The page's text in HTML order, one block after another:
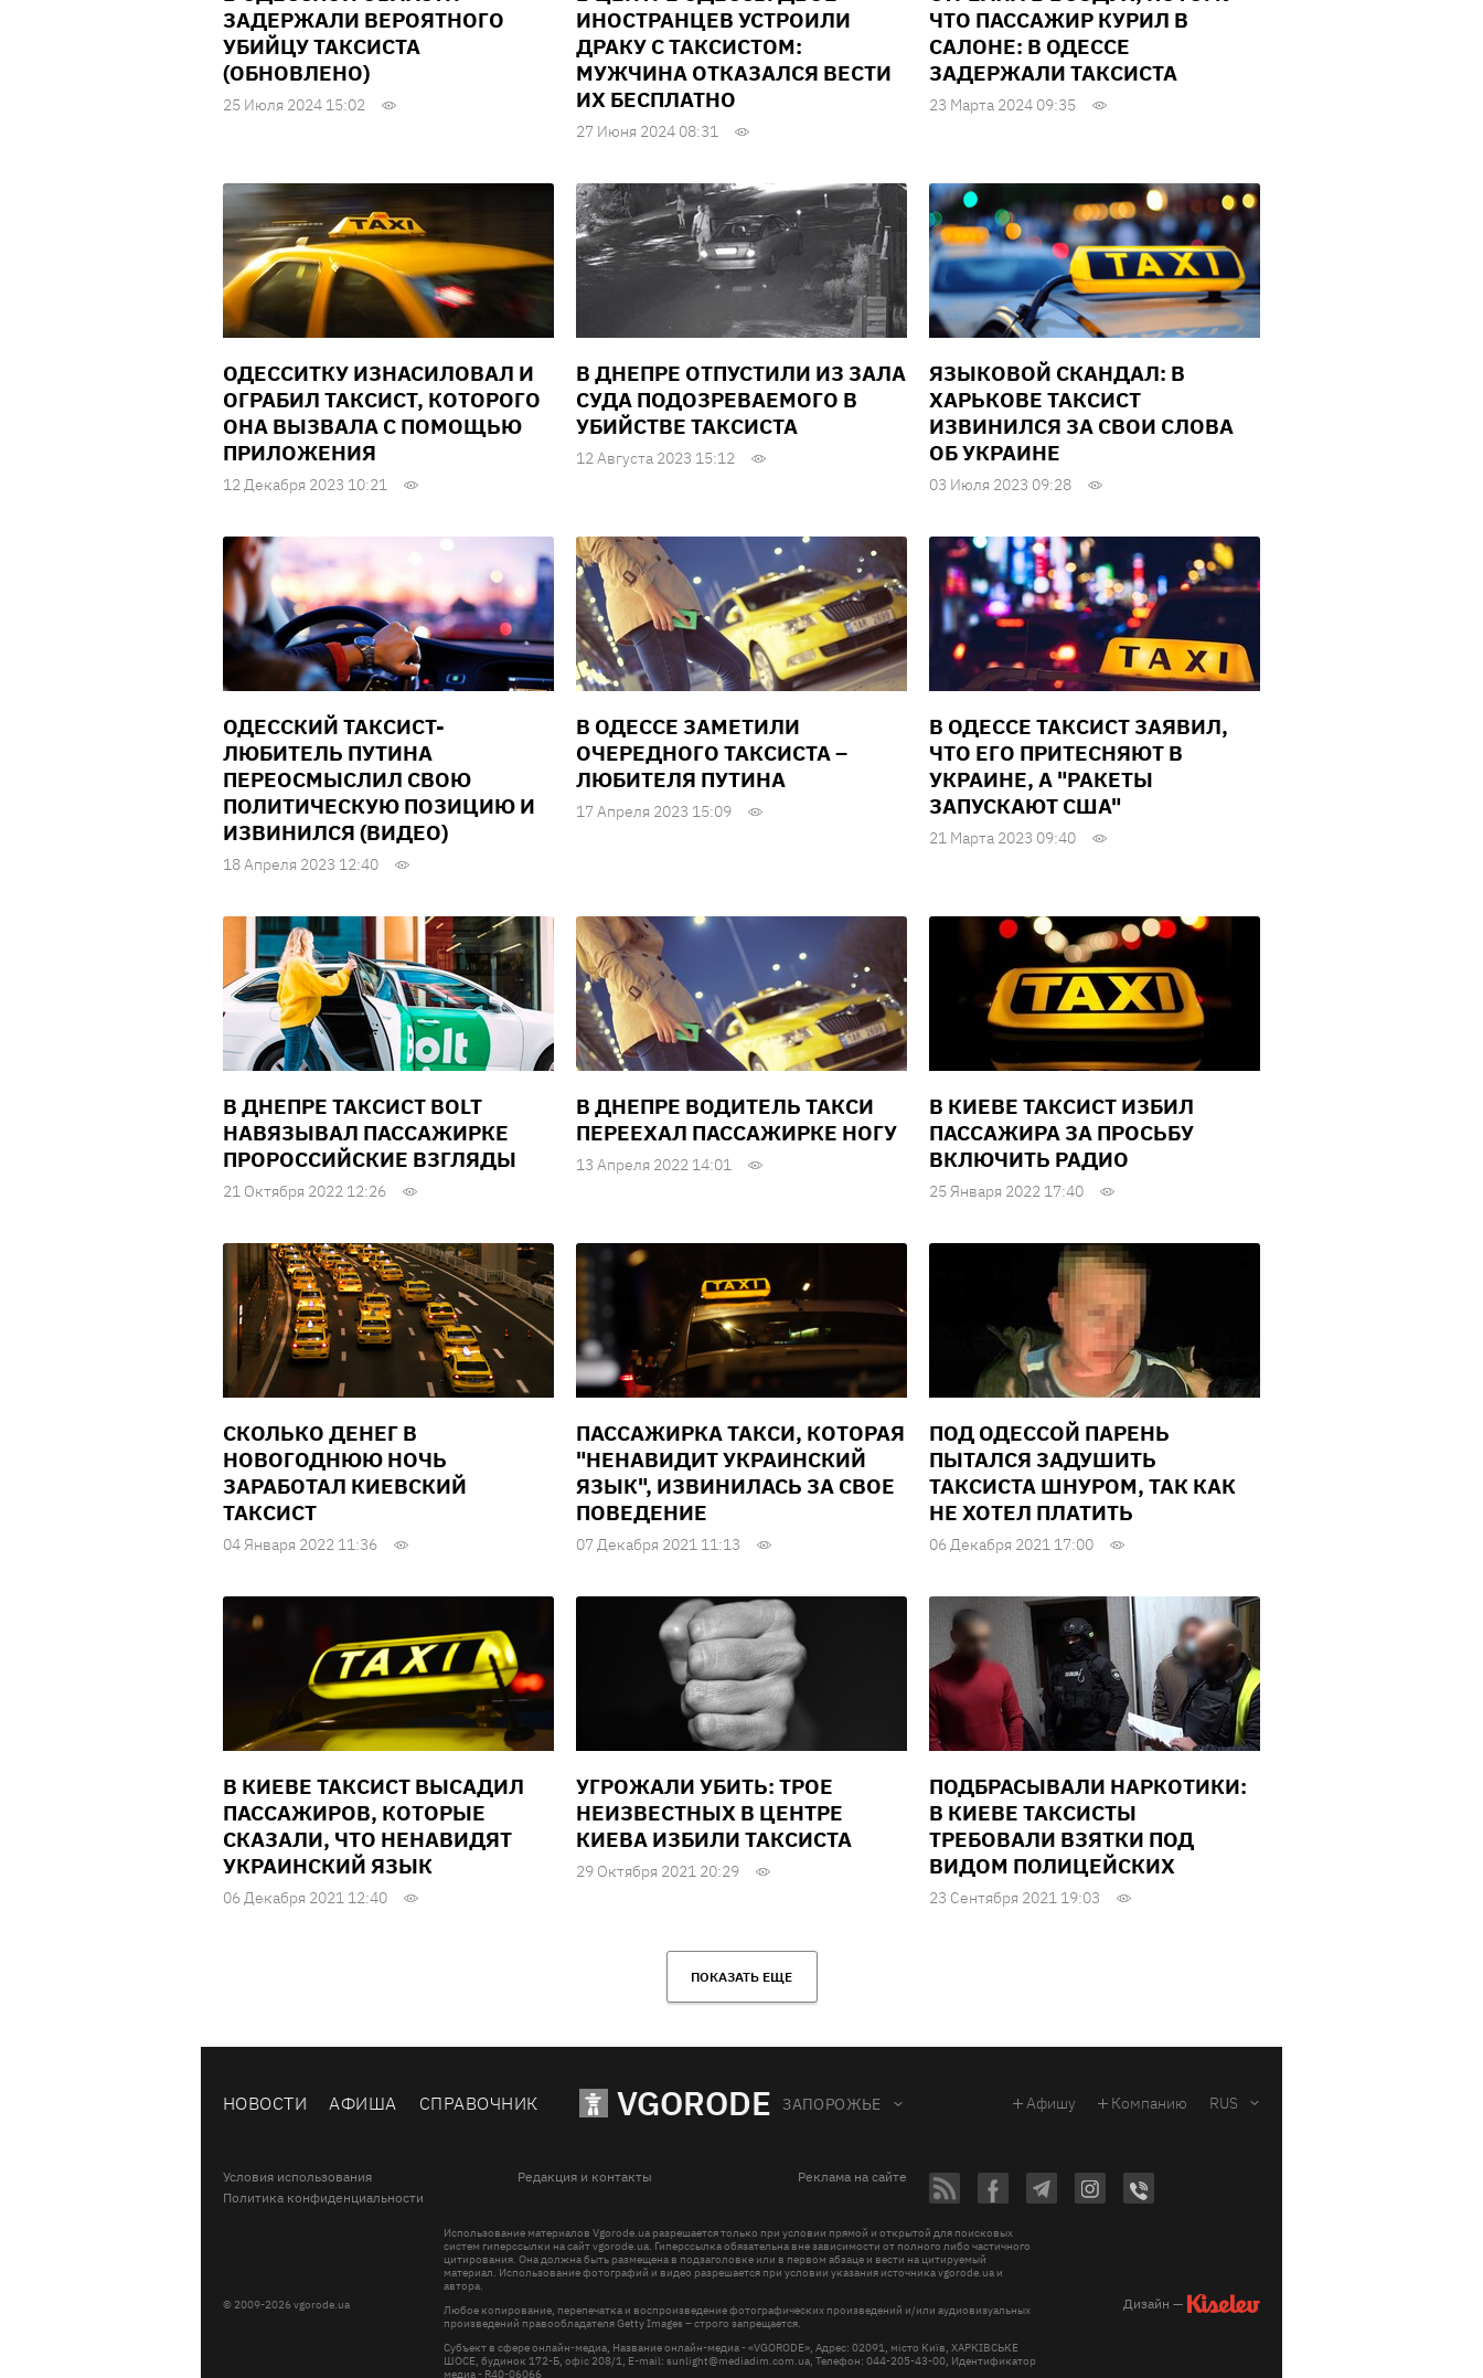
ЗАДЕРЖАЛИ ВЕРОЯТНОГО
УБИЙЦУ ТАКСИСТА
(ОБНОВЛЕНО)
25 Июля 2024 15:02
ИНОСТРАНЦЕВ УСТРОИЛИ
ДРАКУ С ТАКСИСТОМ:
МУЖЧИНА ОТКАЗАЛСЯ ВЕСТИ
ИХ БЕСПЛАТНО
27 Июня 2024 08:31
ЧТО ПАССАЖИР КУРИЛ В
САЛОНЕ: В ОДЕССЕ
ЗАДЕРЖАЛИ ТАКСИСТА
23 Марта 2024 09:35
ОДЕССИТКУ ИЗНАСИЛОВАЛ И
ОГРАБИЛ ТАКСИСТ, КОТОРОГО
ОНА ВЫЗВАЛА С ПОМОЩЬЮ
ПРИЛОЖЕНИЯ
12 Декабря 2023 10:21
В ДНЕПРЕ ОТПУСТИЛИ ИЗ ЗАЛА
СУДА ПОДОЗРЕВАЕМОГО В
УБИЙСТВЕ ТАКСИСТА
12 Августа 2023 15:12
ЯЗЫКОВОЙ СКАНДАЛ: В
ХАРЬКОВЕ ТАКСИСТ
ИЗВИНИЛСЯ ЗА СВОИ СЛОВА
ОБ УКРАИНЕ
03 Июля 2023 09:28
ОДЕССКИЙ ТАКСИСТ-
ЛЮБИТЕЛЬ ПУТИНА
ПЕРЕОСМЫСЛИЛ СВОЮ
ПОЛИТИЧЕСКУЮ ПОЗИЦИЮ И
ИЗВИНИЛСЯ (ВИДЕО)
18 Апреля 2023 12:40
В ОДЕССЕ ЗАМЕТИЛИ
ОЧЕРЕДНОГО ТАКСИСТА –
ЛЮБИТЕЛЯ ПУТИНА
17 Апреля 2023 15:09
В ОДЕССЕ ТАКСИСТ ЗАЯВИЛ,
ЧТО ЕГО ПРИТЕСНЯЮТ В
УКРАИНЕ, А "РАКЕТЫ
ЗАПУСКАЮТ США"
21 Марта 2023 09:40
В ДНЕПРЕ ТАКСИСТ BOLT
НАВЯЗЫВАЛ ПАССАЖИРКЕ
ПРОРОССИЙСКИЕ ВЗГЛЯДЫ
21 Октября 2022 12:26
В ДНЕПРЕ ВОДИТЕЛЬ ТАКСИ
ПЕРЕЕХАЛ ПАССАЖИРКЕ НОГУ
13 Апреля 2022 14:01
В КИЕВЕ ТАКСИСТ ИЗБИЛ
ПАССАЖИРА ЗА ПРОСЬБУ
ВКЛЮЧИТЬ РАДИО
25 Января 2022 17:40
СКОЛЬКО ДЕНЕГ В
НОВОГОДНЮЮ НОЧЬ
ЗАРАБОТАЛ КИЕВСКИЙ
ТАКСИСТ
04 Января 2022 11:36
ПАССАЖИРКА ТАКСИ, КОТОРАЯ
"НЕНАВИДИТ УКРАИНСКИЙ
ЯЗЫК", ИЗВИНИЛАСЬ ЗА СВОЕ
ПОВЕДЕНИЕ
07 Декабря 2021 11:13
ПОД ОДЕССОЙ ПАРЕНЬ
ПЫТАЛСЯ ЗАДУШИТЬ
ТАКСИСТА ШНУРОМ, ТАК КАК
НЕ ХОТЕЛ ПЛАТИТЬ
06 Декабря 2021 17:00
В КИЕВЕ ТАКСИСТ ВЫСАДИЛ
ПАССАЖИРОВ, КОТОРЫЕ
СКАЗАЛИ, ЧТО НЕНАВИДЯТ
УКРАИНСКИЙ ЯЗЫК
06 Декабря 2021 12:40
УГРОЖАЛИ УБИТЬ: ТРОЕ
НЕИЗВЕСТНЫХ В ЦЕНТРЕ
КИЕВА ИЗБИЛИ ТАКСИСТА
29 Октября 2021 20:29
ПОДБРАСЫВАЛИ НАРКОТИКИ:
В КИЕВЕ ТАКСИСТЫ
ТРЕБОВАЛИ ВЗЯТКИ ПОД
ВИДОМ ПОЛИЦЕЙСКИХ
23 Сентября 2021 19:03
ПОКАЗАТЬ ЕЩЕ
НОВОСТИ АФИША СПРАВОЧНИК VGORODE ЗАПОРОЖЬЕ Афишу Компанию RUS
Условия использования Редакция и контакты
Реклама на сайте
Политика конфиденциальности
© 2009-2026 vgorode.ua
Использование материалов Vgorode.ua разрешается только при условии прямой и открытой для поисковых
систем гиперссылки на сайт vgorode.ua. Гиперссылка обязательна вне зависимости от полного либо частичного
цитирования. Она должна быть размещена в подзаголовке или в первом абзаце и вести на цитируемый
материал. Использование фотографий и видео разрешается при условии указания источника vgorode.ua и
автора.
Любое копирование, перепечатка и воспроизведение фотографических произведений и/или аудиовизуальных
произведений правообладателя Getty Images – строго запрещается.
Субъект в сфере онлайн-медиа, Название онлайн-медиа - «VGORODE», Адрес: 02091, місто Київ, ХАРКІВСЬКЕ
ШОСЕ, будинок 172-Б, офіс 208/1, E-mail: sunlight@mediadim.com.ua, Телефон: 044-205-43-00, Идентификатор
медиа - R40-06066
Дизайн —